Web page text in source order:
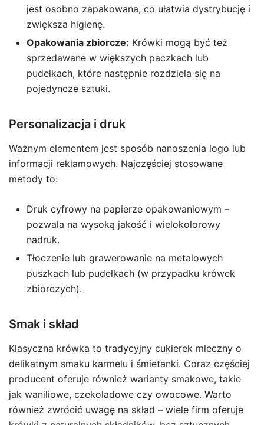
jest osobno zapakowana, co ułatwia dystrybucję i
zwiększa higienę.
Opakowania zbiorcze: Krówki mogą być też
sprzedawane w większych paczkach lub
pudełkach, które następnie rozdziela się na
pojedyncze sztuki.
Personalizacja i druk
Ważnym elementem jest sposób nanoszenia logo lub
informacji reklamowych. Najczęściej stosowane
metody to:
Druk cyfrowy na papierze opakowaniowym –
pozwala na wysoką jakość i wielokolorowy
nadruk.
Tłoczenie lub grawerowanie na metalowych
puszkach lub pudełkach (w przypadku krówek
zbiorczych).
Smak i skład
Klasyczna krówka to tradycyjny cukierek mleczny o
delikatnym smaku karmelu i śmietanki. Coraz częściej
producent oferuje również warianty smakowe, takie
jak waniliowe, czekoladowe czy owocowe. Warto
również zwrócić uwagę na skład – wiele firm oferuje